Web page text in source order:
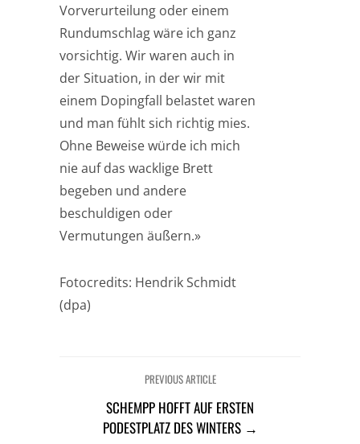
Vorverurteilung oder einem
Rundumschlag wäre ich ganz
vorsichtig. Wir waren auch in
der Situation, in der wir mit
einem Dopingfall belastet waren
und man fühlt sich richtig mies.
Ohne Beweise würde ich mich
nie auf das wacklige Brett
begeben und andere
beschuldigen oder
Vermutungen äußern.»
Fotocredits: Hendrik Schmidt
(dpa)
PREVIOUS ARTICLE
SCHEMPP HOFFT AUF ERSTEN
PODESTPLATZ DES WINTERS →